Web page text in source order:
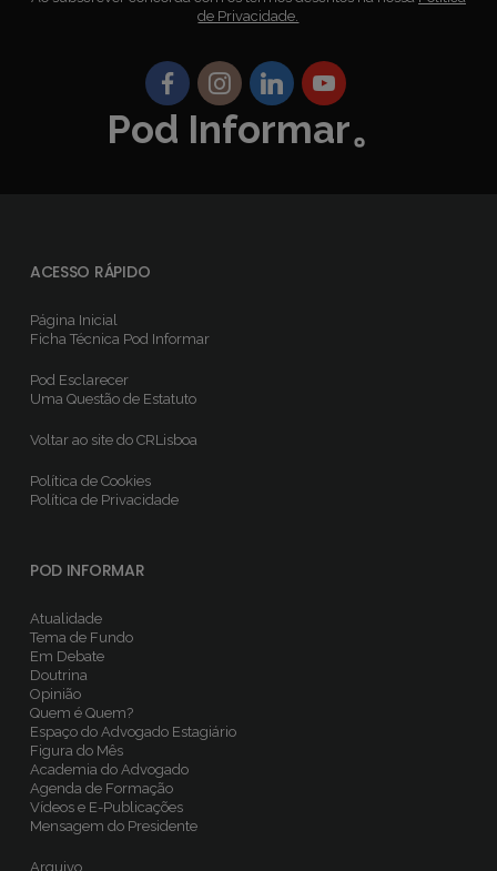
de Privacidade.
Pod Informar。
ACESSO RÁPIDO
Página Inicial
Ficha TécnicaPod Informar
Pod Esclarecer
Uma Questão de Estatuto
Voltar ao site do CRLisboa
Política de Cookies
Política de Privacidade
POD INFORMAR
Atualidade
Tema de Fundo
Em Debate
Doutrina
Opinião
Quem é Quem?
Espaço do Advogado Estagiário
Figura do Mês
Academia do Advogado
Agenda de Formação
Vídeos e E-Publicações
Mensagem do Presidente
Arquivo